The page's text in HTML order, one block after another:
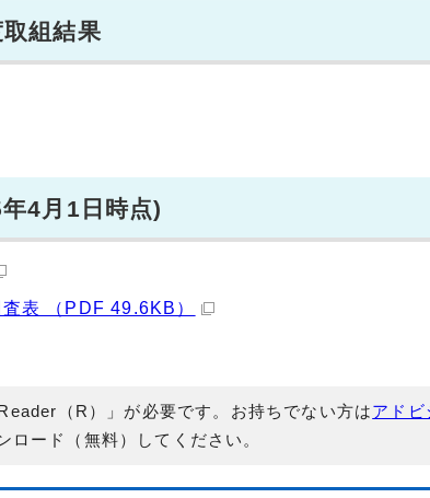
組結果
4月1日時点)
表 （PDF 49.6KB）
（R）」が必要です。お持ちでない方はアドビ
ロード（無料）してください。